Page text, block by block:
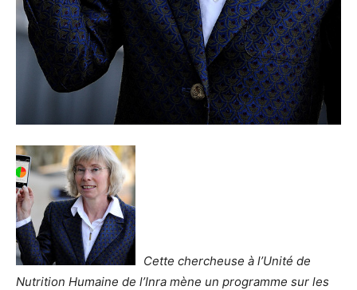
Cette chercheuse à l’Unité de
Nutrition Humaine de l’Inra mène un programme sur les